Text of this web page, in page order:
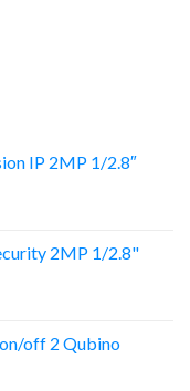
IP 2MP 1/2.8″
2MP 1/2.8"
off 2 Qubino